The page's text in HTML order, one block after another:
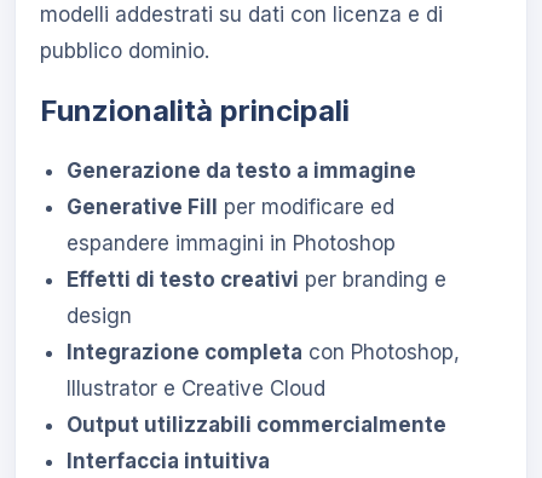
modelli addestrati su dati con licenza e di
pubblico dominio.
Funzionalità principali
Generazione da testo a immagine
Generative Fill per modificare ed
espandere immagini in Photoshop
Effetti di testo creativi per branding e
design
Integrazione completa con Photoshop,
Illustrator e Creative Cloud
Output utilizzabili commercialmente
Interfaccia intuitiva